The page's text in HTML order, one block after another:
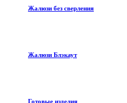
Жалюзи без сверления
Жалюзи Блэкаут
Готовые изделия